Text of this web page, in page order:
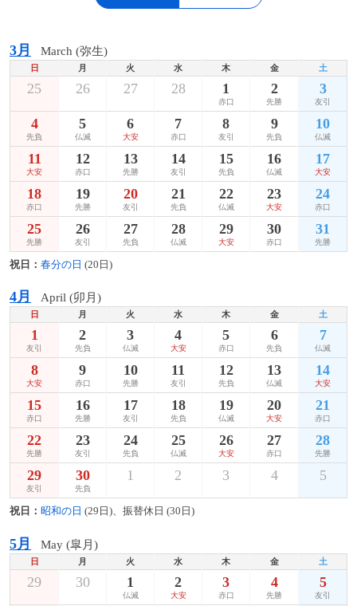
3月 March (弥生)
日 月 火 水 木 金 土
25 26 27 28 1
赤口
2
先勝
3
友引
4
先負
5
仏滅
6
大安
7
赤口
8
友引
9
先負
10
仏滅
11
大安
12
赤口
13
先勝
14
友引
15
先負
16
仏滅
17
大安
18
赤口
19
先勝
20
友引
21
先負
22
仏滅
23
大安
24
赤口
25
先勝
26
友引
27
先負
28
仏滅
29
大安
30
赤口
31
先勝
祝日： 春分の日 (20日)
4月 April (卯月)
日 月 火 水 木 金 土
1
友引
2
先負
3
仏滅
4
大安
5
赤口
6
先負
7
仏滅
8
大安
9
赤口
10
先勝
11
友引
12
先負
13
仏滅
14
大安
15
赤口
16
先勝
17
友引
18
先負
19
仏滅
20
大安
21
赤口
22
先勝
23
友引
24
先負
25
仏滅
26
大安
27
赤口
28
先勝
29
友引
30
先負
1 2 3 4 5
祝日： 昭和の日 (29日)、振替休日 (30日)
5月 May (皐月)
日 月 火 水 木 金 土
29 30 1
仏滅
2
大安
3
赤口
4
先勝
5
友引